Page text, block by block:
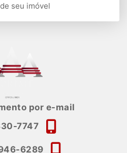
seu imóvel
por e-mail
7747
6289